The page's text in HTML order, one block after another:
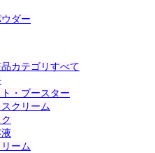
ダー
カテゴリすべて
・ブースター
クリーム
ーム